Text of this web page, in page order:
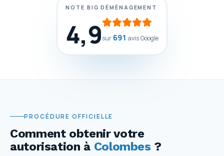
NOTE BIG DÉMÉNAGEMENT
4,9sur691 avis Google
PROCÉDURE OFFICIELLE
Comment obtenir votre
autorisation à Colombes ?